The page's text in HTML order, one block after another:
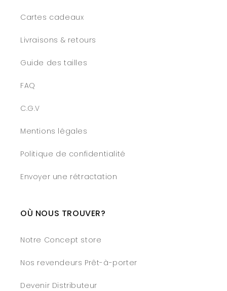
Cartes cadeaux
Livraisons & retours
Guide des tailles
FAQ
C.G.V
Mentions légales
Politique de confidentialité
Envoyer une rétractation
OÙ NOUS TROUVER?
Notre Concept store
Nos revendeurs Prêt-à-porter
Devenir Distributeur